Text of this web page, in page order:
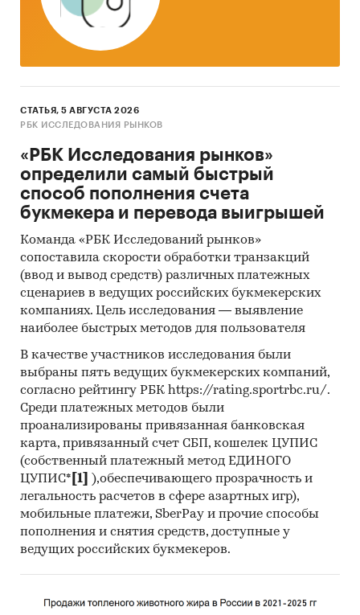
СТАТЬЯ, 5 АВГУСТА 2026
РБК ИССЛЕДОВАНИЯ РЫНКОВ
«РБК Исследования рынков»
определили самый быстрый
способ пополнения счета
букмекера и перевода выигрышей
Команда «РБК Исследований рынков»
сопоставила скорости обработки транзакций
(ввод и вывод средств) различных платежных
сценариев в ведущих российских букмекерских
компаниях. Цель исследования — выявление
наиболее быстрых методов для пользователя
В качестве участников исследования были
выбраны пять ведущих букмекерских компаний,
согласно рейтингу РБК https://rating.sportrbc.ru/.
Среди платежных методов были
проанализированы привязанная банковская
карта, привязанный счет СБП, кошелек ЦУПИС
(собственный платежный метод ЕДИНОГО
ЦУПИС* [1]
),обеспечивающего прозрачность и
легальность расчетов в сфере азартных игр),
мобильные платежи, SberPay и прочие способы
пополнения и снятия средств, доступные у
ведущих российских букмекеров.